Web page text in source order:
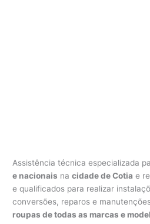
Assistência técnica especializada
e nacionais nacidade de Cotia e
e qualificados para realizar
conversões, reparos e
roupas de todas as marcas e